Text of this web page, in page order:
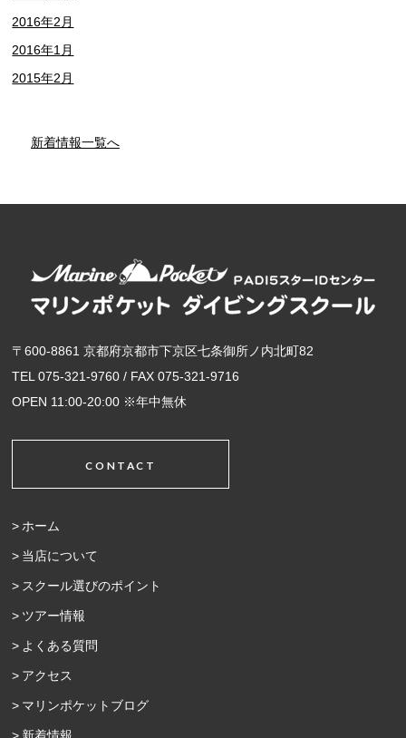
2016年2月
2016年1月
2015年2月
新着情報一覧へ
〒600-8861 京都府京都市下京区七条御所ノ内北町82
TEL 075-321-9760 / FAX 075-321-9716
OPEN 11:00-20:00 ※年中無休
CONTACT
ホーム
当店について
スクール選びのポイント
ツアー情報
よくある質問
アクセス
マリンポケットブログ
新着情報